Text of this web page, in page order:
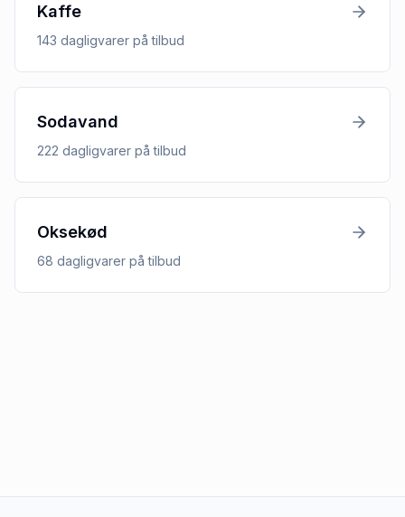
Kaffe
143 dagligvarer på tilbud
Sodavand
222 dagligvarer på tilbud
Oksekød
68 dagligvarer på tilbud